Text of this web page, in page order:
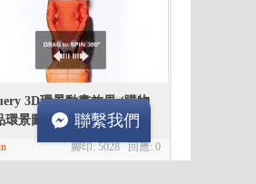
3D環景動畫效果 (購物
環景圖片推薦)
腳印: 5028 回應: 0
聯繫我們